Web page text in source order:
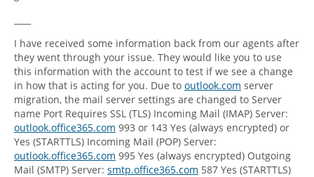
I have received some information back from our agents after
they went through your issue. They would like you to use
this information with the account to test if we see a change
in how that is acting for you. Due to outlook.com server
migration, the mail server settings are changed to Server
name Port Requires SSL (TLS) Incoming Mail (IMAP) Server:
outlook.office365.com 993 or 143 Yes (always encrypted) or
Yes (STARTTLS) Incoming Mail (POP) Server:
outlook.office365.com 995 Yes (always encrypted) Outgoing
Mail (SMTP) Server: smtp.office365.com 587 Yes (STARTTLS)